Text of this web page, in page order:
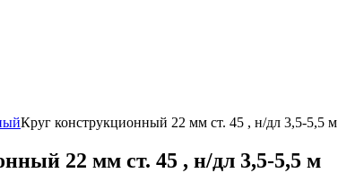
Круг конструкционный 22 мм ст. 45 , н/дл 3,5-5,5 м
22 мм ст. 45 , н/дл 3,5-5,5 м